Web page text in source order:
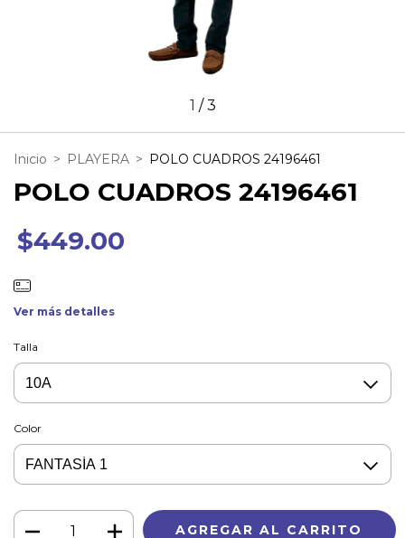
1 /3
Inicio > PLAYERA > POLO CUADROS 24196461
POLO CUADROS 24196461
$449.00
Ver más detalles
Talla
Color